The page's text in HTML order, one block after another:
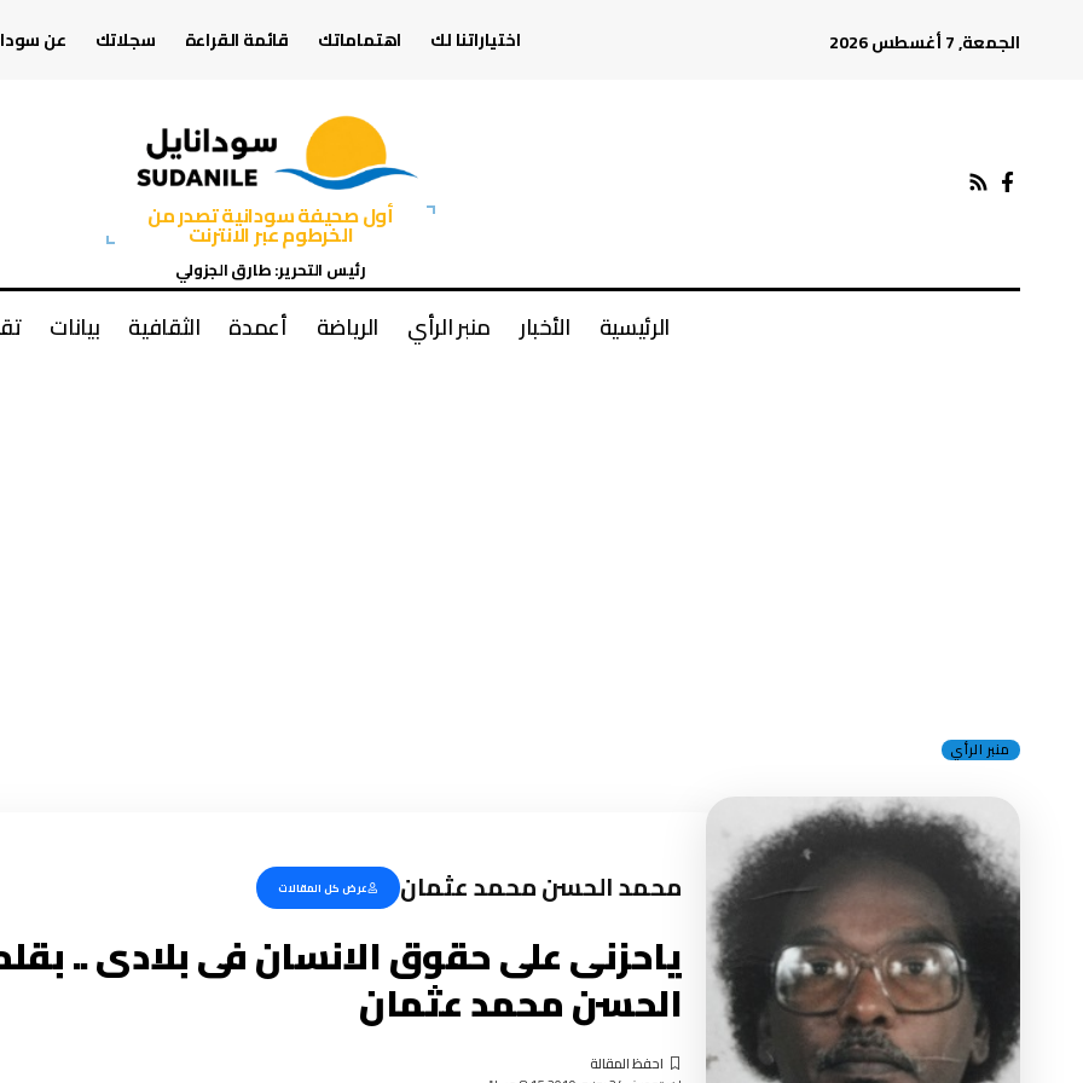
الجمعة, 7 أغسطس 2026 اختياراتنا لك اهتماماتك قائمة القراءة سجلاتك عن
أول صحيفة سودانية تصدر من
الخرطوم عبر الانترنت
رئيس التحرير: طارق الجزولي
الرئيسية الأخبار منبر الرأي الرياضة أعمدة الثقافية بيانات
منبر الرأي
محمد الحسن محمد عثمان عرض كل المقالات
ياحزنى على حقوق الانسان فى بلادى ..
الحسن محمد عثمان